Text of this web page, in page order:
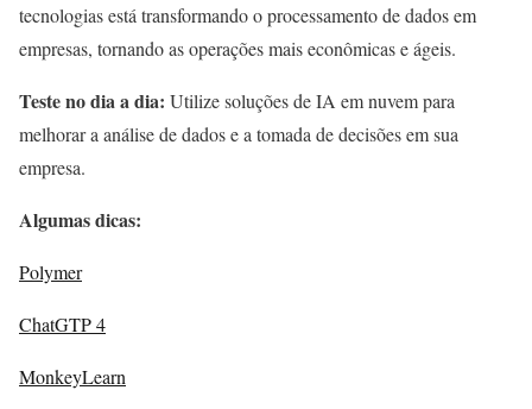
tecnologias está transformando o processamento de dados em
empresas, tornando as operações mais econômicas e ágeis.
Teste no dia a dia: Utilize soluções de IA em nuvem para
melhorar a análise de dados e a tomada de decisões em sua
empresa.
Algumas dicas:
Polymer
ChatGTP 4
MonkeyLearn